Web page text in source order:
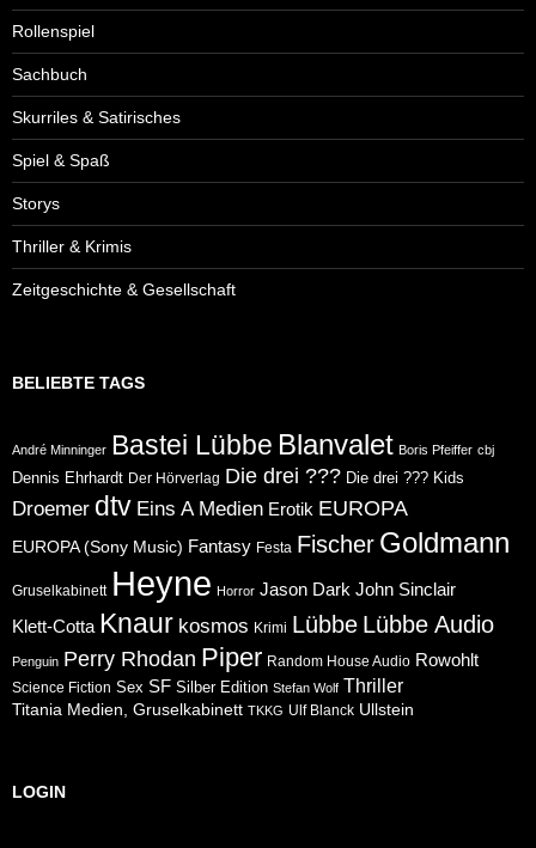
Rollenspiel
Sachbuch
Skurriles & Satirisches
Spiel & Spaß
Storys
Thriller & Krimis
Zeitgeschichte & Gesellschaft
BELIEBTE TAGS
André Minninger Bastei Lübbe Blanvalet Boris Pfeiffer cbj
Dennis Ehrhardt Der Hörverlag Die drei ??? Die drei ??? Kids
Droemer dtv Eins A Medien Erotik EUROPA
EUROPA (Sony Music) Fantasy Festa Fischer Goldmann
Gruselkabinett Heyne Horror Jason Dark John Sinclair
Klett-Cotta Knaur kosmos Krimi Lübbe Lübbe Audio
Penguin Perry Rhodan Piper Random House Audio Rowohlt
Science Fiction Sex SF Silber Edition Stefan Wolf Thriller
Titania Medien, Gruselkabinett TKKG Ulf Blanck Ullstein
LOGIN